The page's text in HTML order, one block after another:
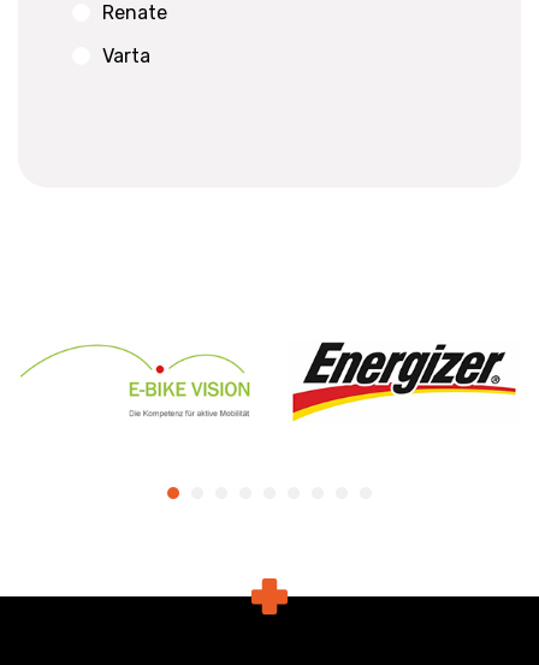
Renate
Varta